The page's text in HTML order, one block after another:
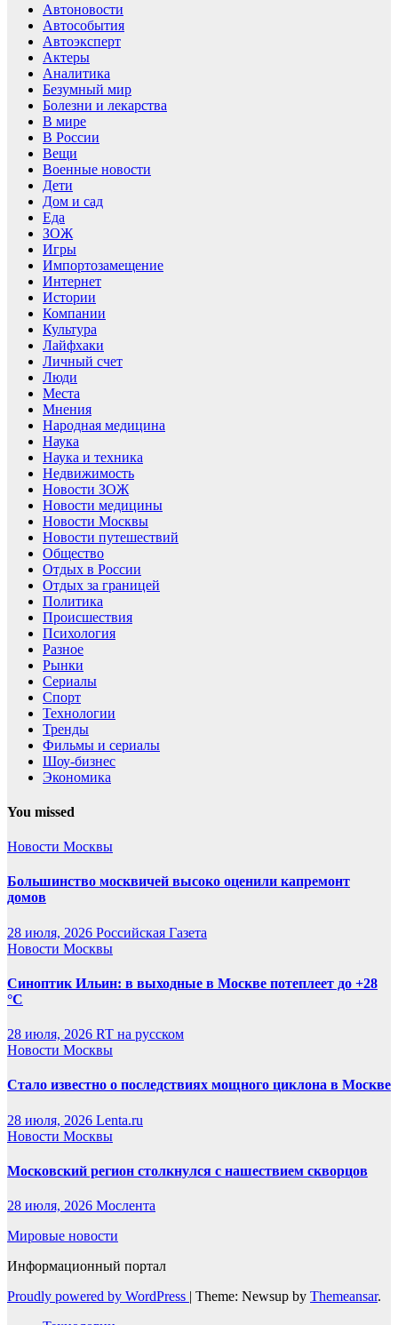
Автоновости
Автособытия
Автоэксперт
Актеры
Аналитика
Безумный мир
Болезни и лекарства
В мире
В России
Вещи
Военные новости
Дети
Дом и сад
Еда
ЗОЖ
Игры
Импортозамещение
Интернет
Истории
Компании
Культура
Лайфхаки
Личный счет
Люди
Места
Мнения
Народная медицина
Наука
Наука и техника
Недвижимость
Новости ЗОЖ
Новости медицины
Новости Москвы
Новости путешествий
Общество
Отдых в России
Отдых за границей
Политика
Происшествия
Психология
Разное
Рынки
Сериалы
Спорт
Технологии
Тренды
Фильмы и сериалы
Шоу-бизнес
Экономика
You missed
Новости Москвы
Большинство москвичей высоко оценили капремонт
домов
28 июля, 2026 Российская Газета
Новости Москвы
Синоптик Ильин: в выходные в Москве потеплеет до +28
°C
28 июля, 2026 RT на русском
Новости Москвы
Стало известно о последствиях мощного циклона в Москве
28 июля, 2026 Lenta.ru
Новости Москвы
Московский регион столкнулся с нашествием скворцов
28 июля, 2026 Мослента
Мировые новости
Информационный портал
Proudly powered by WordPress | Theme: Newsup by Themeansar.